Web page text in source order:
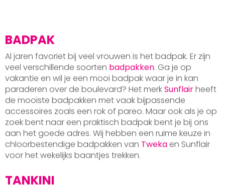
BADPAK
Al jaren favoriet bij veel vrouwen is het badpak. Er zijn
veel verschillende soorten badpakken. Ga je op
vakantie en wil je een mooi badpak waar je in kan
paraderen over de boulevard? Het merkSunflairheeft
de mooiste badpakken met vaak bijpassende
accessoires zoals een rok of pareo. Maar ook als je op
zoek bent naar een praktisch badpak bent je bij ons
aan het goede adres. Wij hebben een ruime keuze in
chloorbestendige badpakken van Tweka en Sunflair
voor het wekelijks baantjes trekken.
TANKINI